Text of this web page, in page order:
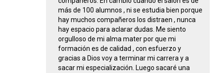
más de 100 alumnos , ni se estudia bien porque
hay muchos compañeros los distraen , nunca
hay espacio para aclarar dudas. Me siento
orgulloso de mi alma mater por que mi
formación es de calidad , con esfuerzo y
gracias a Dios voy a terminar mi carrera y a
sacar mi especialización. Luego sacaré una